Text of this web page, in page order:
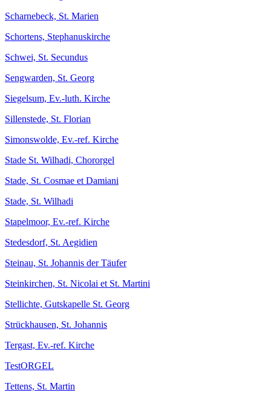
Scharnebeck, St. Marien
Schortens, Stephanuskirche
Schwei, St. Secundus
Sengwarden, St. Georg
Siegelsum, Ev.-luth. Kirche
Sillenstede, St. Florian
Simonswolde, Ev.-ref. Kirche
Stade St. Wilhadi, Chororgel
Stade, St. Cosmae et Damiani
Stade, St. Wilhadi
Stapelmoor, Ev.-ref. Kirche
Stedesdorf, St. Aegidien
Steinau, St. Johannis der Täufer
Steinkirchen, St. Nicolai et St. Martini
Stellichte, Gutskapelle St. Georg
Strückhausen, St. Johannis
Tergast, Ev.-ref. Kirche
TestORGEL
Tettens, St. Martin